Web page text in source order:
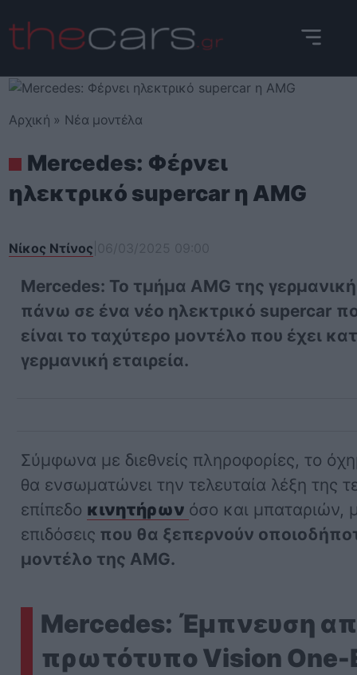
to
content
Αρχική » Νέα μοντέλα
Mercedes: Φέρνει
ηλεκτρικό supercar η AMG
Νίκος Ντίνος
Mercedes: Το τμήμα AMG της
πάνω σε ένα νέο ηλεκτρικό supercar
είναι το ταχύτερο μοντέλο που έχει
γερμανική εταιρεία.
Σύμφωνα με διεθνείς πληροφορίες, το
θα ενσωματώνει την τελευταία λέξη της
επίπεδο κινητήρων όσο και μπαταριών,
επιδόσεις που θα ξεπερνούν
μοντέλο της AMG.
Mercedes: Έμπνευση
πρωτότυπο Vision One-